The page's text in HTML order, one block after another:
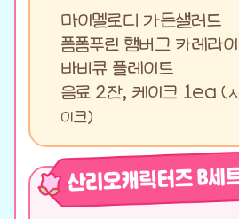
마이멜로디 가든샐러드
폼폼푸린 햄버그 카레라
바비큐 플레이트
음료 2잔, 케이크 1ea (
이크)